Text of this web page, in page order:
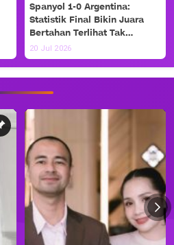
Spanyol 1-0 Argentina:
Statistik Final Bikin Juara
Bertahan Terlihat Tak
Berdaya
20 Jul 2026